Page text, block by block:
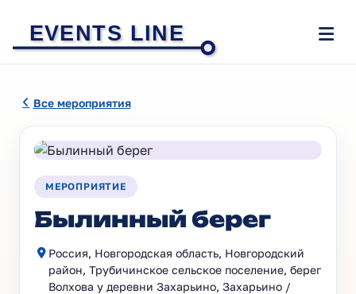
EVENTS LINE
Все мероприятия
МЕРОПРИЯТИЕ
Былинный берег
Россия, Новгородская область, Новгородский
район, Трубичинское сельское поселение, берег
Волхова у деревни Захарьино, Захарьино /